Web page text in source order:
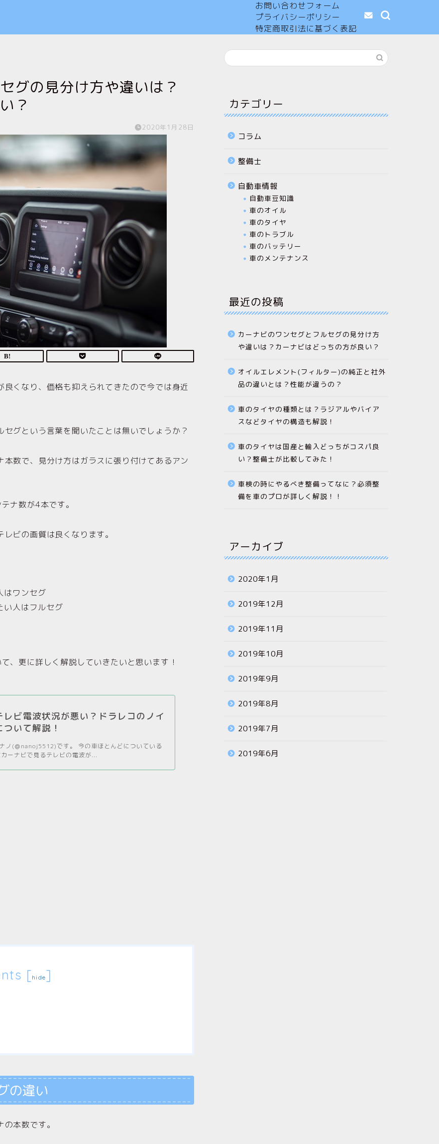
お問い合わせフォーム
プライバシーポリシー
特定商取引法に基づく表記
グの見分け方や違いは？
？
2020年1月28日
くなり、価格も抑えられてきたので今では身近
グという言葉を聞いたことは無いでしょうか？
数で、見分け方はガラスに張り付けてあるアン
ナ数が4本です。
ビの画質は良くなります。
はワンセグ
い人はフルセグ
、更に詳しく解説していきたいと思います！
レビ電波状況が悪い？ドラレコのノイ
いて解説！
ノ(＠nanoj5512)です。 今の車ほとんどについている
ーナビで見るテレビの電波が...
[hide]
の違い
本数です。
カテゴリー
コラム
整備士
自動車情報
自動車豆知識
車のオイル
車のタイヤ
車のトラブル
車のバッテリー
車のメンテナンス
最近の投稿
カーナビのワンセグとフルセグの見分け方
や違いは？カーナビはどっちの方が良い？
オイルエレメント(フィルター)の純正と社外
品の違いとは？性能が違うの？
車のタイヤの種類とは？ラジアルやバイア
スなどタイヤの構造も解説！
車のタイヤは国産と輸入どっちがコスパ良
い？整備士が比較してみた！
車検の時にやるべき整備ってなに？必須整
備を車のプロが詳しく解説！！
アーカイブ
2020年1月
2019年12月
2019年11月
2019年10月
2019年9月
2019年8月
2019年7月
2019年6月